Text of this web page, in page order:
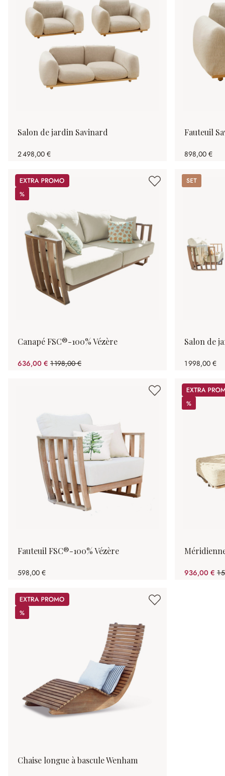
Salon de jardin Savinard
2 498,00 €
Fauteuil
898,00 €
Promos
%
%
Canapé FSC®-100% Vézère
636,00 € 1 198,00 €
(46.91%spared)
Set
Salon de
1 998,00 €
Fauteuil FSC®-100% Vézère
598,00 €
Promos
%
%
936,00 € 1
Promos
%
%
Chaise longue à bascule Wenham